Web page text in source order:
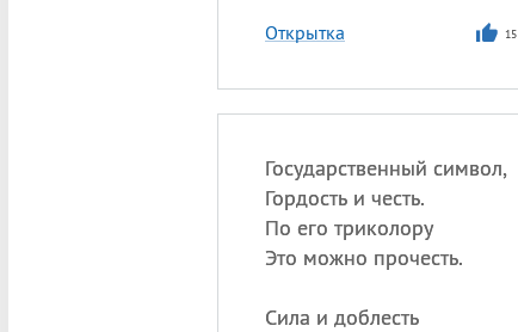
Открытка 15
Государственный символ,
Гордость и честь.
По его триколору
Это можно прочесть.
Сила и доблесть